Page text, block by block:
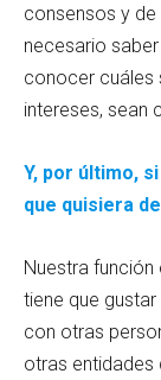
consensos y
necesario
conocer cuáles
intereses, sean
Y, por último,
que quisiera
Nuestra
tiene que
con otras
otras entidades